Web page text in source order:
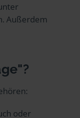
Außerdem
oder